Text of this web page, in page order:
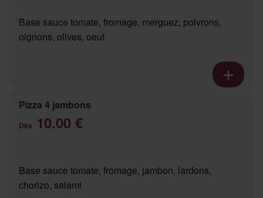
Base sauce tomate, fromage, merguez, poivrons,
oignons, olives, oeuf
Pizza 4 jambons
Dès 10.00 €
Base sauce tomate, fromage, jambon, lardons,
chorizo, salami